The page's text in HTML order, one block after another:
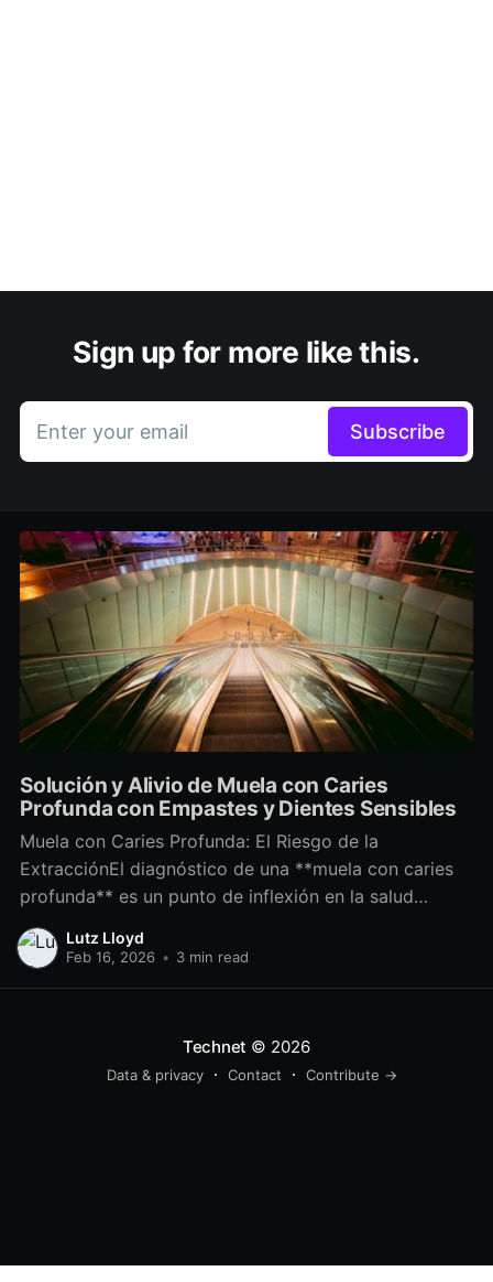
Sign up for more like this.
Enter your email Subscribe
Solución y Alivio de Muela con Caries
Profunda con Empastes y Dientes Sensibles
Muela con Caries Profunda: El Riesgo de la
ExtracciónEl diagnóstico de una **muela con caries
profunda** es un punto de inflexión en la salud
dental, señalando que la infección ha avanzado a
través del esmalte y la dentina, acercándose
Lutz Lloyd
Feb 16, 2026 • 3 min read
Technet © 2026
Data & privacy Contact Contribute →